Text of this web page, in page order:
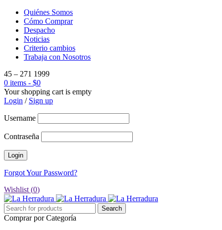
Quiénes Somos
Cómo Comprar
Despacho
Noticias
Criterio cambios
Trabaja con Nosotros
45 – 271 1999
0 items - $0
Your shopping cart is empty
Login / Sign up
Username
Contraseña
Forgot Your Password?
Wishlist (0)
Comprar por Categoría